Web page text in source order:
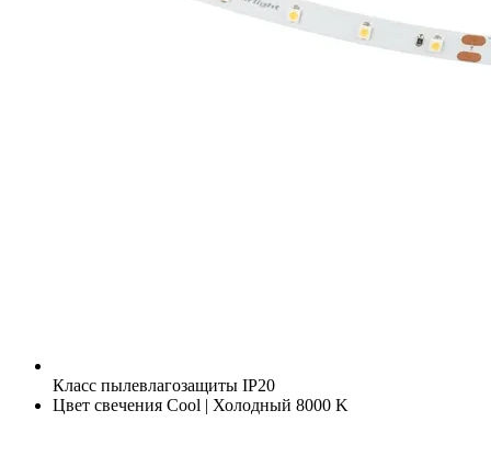
Класс пылевлагозащиты IP20
Цвет свечения Cool | Холодный 8000 K